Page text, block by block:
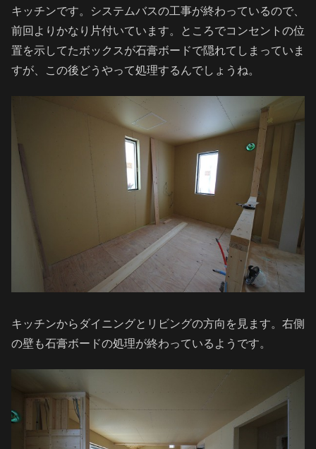
キッチンです。システムバスの工事が終わっているので、
前回よりかなり片付いています。ところでコンセントの位
置を示してたボックスが石膏ボードで隠れてしまっていま
すが、この後どうやって処理するんでしょうね。
キッチンからダイニングとリビングの方向を見ます。右側
の壁も石膏ボードの処理が終わっているようです。